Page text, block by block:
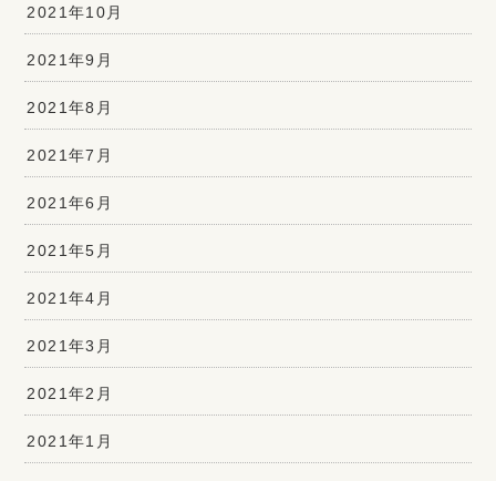
2021年10月
2021年9月
2021年8月
2021年7月
2021年6月
2021年5月
2021年4月
2021年3月
2021年2月
2021年1月